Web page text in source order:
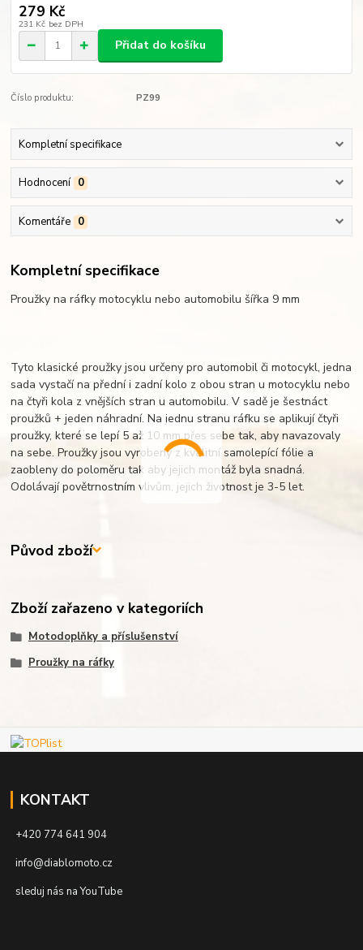
279 Kč
231 Kč bez DPH
Přidat do košíku
Číslo produktu: PZ99
Kompletní specifikace
Hodnocení 0
Komentáře 0
Kompletní specifikace
Proužky na ráfky motocyklu nebo automobilu šířka 9 mm
Tyto klasické proužky jsou určeny pro automobil či motocykl, jedna
sada vystačí na přední i zadní kolo z obou stran u motocyklu nebo
na čtyři kola z vnějších stran u automobilu. V sadě je šestnáct
proužků + jeden náhradní. Na jednu stranu ráfku se aplikují čtyři
proužky, které se lepí 5 až 10 mm přes sebe tak, aby navazovaly
na sebe. Proužky jsou vyrobeny z kvalitní samolepící fólie a
zaobleny do poloměru tak aby jejich montáž byla snadná.
Odolávají povětrnostním vlivům, jejich životnost je 3-5 let.
Původ zboží
Zboží zařazeno v kategoriích
Motodoplňky a příslušenství
Proužky na ráfky
KONTAKT
+420 774 641 904
info@diablomoto.cz
sleduj nás na YouTube